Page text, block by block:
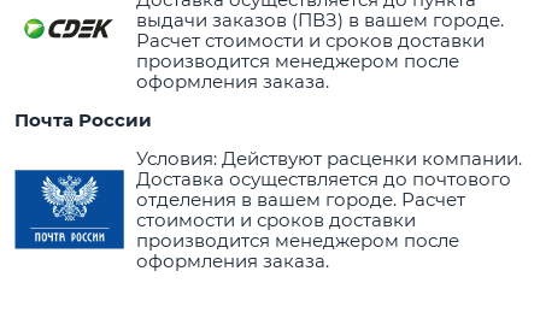
выдачи заказов (ПВЗ) в вашем городе.
Расчет стоимости и сроков доставки
производится менеджером после
оформления заказа.
Почта России
Условия: Действуют расценки компании.
Доставка осуществляется до почтового
отделения в вашем городе. Расчет
стоимости и сроков доставки
производится менеджером после
оформления заказа.